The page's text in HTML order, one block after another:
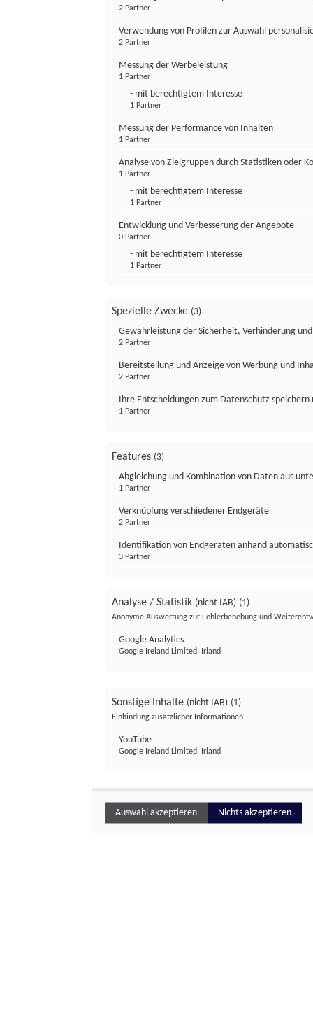
2 Partner
Verwendung von Profilen zur Auswahl
2 Partner
Messung der Werbeleistung
1 Partner
- mit berechtigtem Interesse
1 Partner
Messung der Performance von Inhalten
1 Partner
Analyse von Zielgruppen durch Statistiken oder
1 Partner
- mit berechtigtem Interesse
1 Partner
Entwicklung und Verbesserung der Angebote
0 Partner
- mit berechtigtem Interesse
1 Partner
Spezielle Zwecke (3)
Gewährleistung der Sicherheit, Verhinderung
2 Partner
Bereitstellung und Anzeige von Werbung und
2 Partner
Ihre Entscheidungen zum Datenschutz
1 Partner
Features (3)
Abgleichung und Kombination von Daten aus
1 Partner
Verknüpfung verschiedener Endgeräte
2 Partner
Identifikation von Endgeräten anhand
3 Partner
Analyse / Statistik (nicht IAB) (1)
Anonyme Auswertung zur Fehlerbehebung und
Google Analytics
Google Ireland Limited, Irland
Sonstige Inhalte (nicht IAB) (1)
Einbindung zusätzlicher Informationen
YouTube
Google Ireland Limited, Irland
Auswahl akzeptieren Nichts akzeptieren